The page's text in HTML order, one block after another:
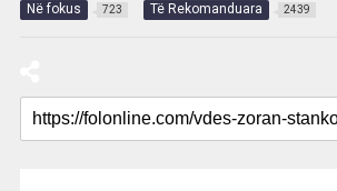
Në fokus 723 Të Rekomanduara 2439